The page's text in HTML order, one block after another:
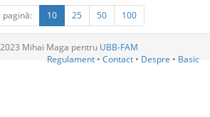
pagină: 10 25 50 100
Mihai Maga pentru UBB-FAM
Regulament • Contact • Despre • Basic